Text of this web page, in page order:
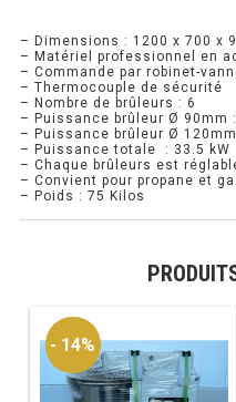
PROFONDEUR
PROFONDEUR
PROFONDEUR
ARMOIRE RÉFRIGÉRÉE
RÉFRIGÉRATEUR
RÉFRI / CONGÉL
– Dimensions : 1200 x 700 x
– Matériel professionnel en
– Commande par robinet-
– Thermocouple de sécurité
– Nombre de brûleurs : 6
– Puissance brûleur Ø 90mm
– Puissance brûleur Ø
– Puissance totale : 33.5 kW
– Chaque brûleurs est
– Convient pour propane et
– Poids : 75 Kilos
- 14%